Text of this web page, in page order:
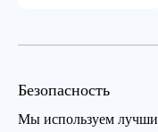
Безопасность
Мы используем